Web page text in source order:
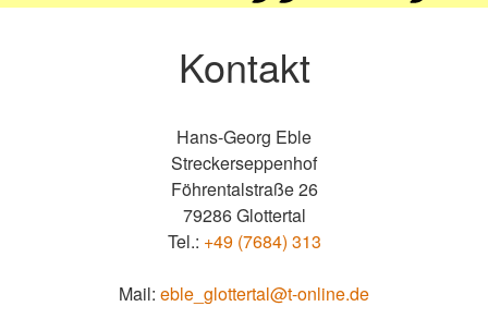
Kontakt
Hans-Georg Eble
Streckerseppenhof
Föhrentalstraße 26
79286 Glottertal
Tel.: +49 (7684) 313
Mail: eble_glottertal@t-online.de